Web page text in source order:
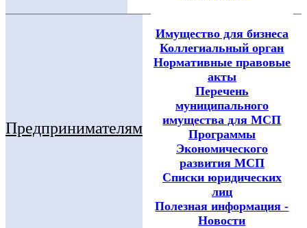
Предпринимателям
Имущество для бизнеса
Коллегиальный орган
Нормативные правовые
акты
Перечень
муниципального
имущества для МСП
Программы
Экономического
развития МСП
Списки юридических
лиц
Полезная информация -
Новости